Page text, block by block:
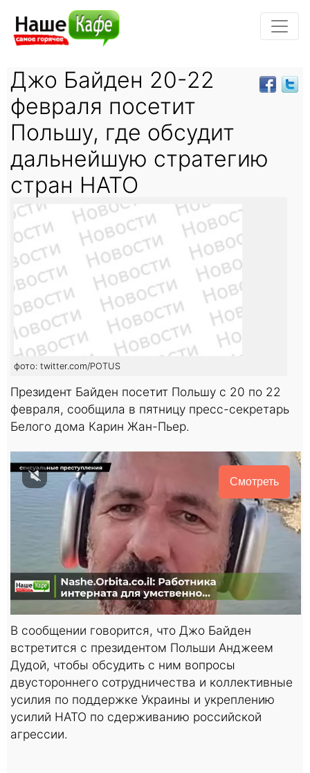
Джо Байден 20-22
февраля посетит
Польшу, где обсудит
дальнейшую стратегию
стран НАТО
фото: twitter.com/POTUS
Президент Байден посетит Польшу с 20 по 22
февраля, сообщила в пятницу пресс-секретарь
Белого дома Карин Жан-Пьер.
Смотреть
В сообщении говорится, что Джо Байден
встретится с президентом Польши Анджеем
Дудой, чтобы обсудить с ним вопросы
двустороннего сотрудничества и коллективные
усилия по поддержке Украины и укреплению
усилий НАТО по сдерживанию российской
агрессии.